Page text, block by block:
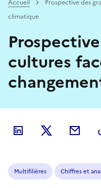
Accueil
Prospective des
climatique
cultures
Multifilières Chiffres et